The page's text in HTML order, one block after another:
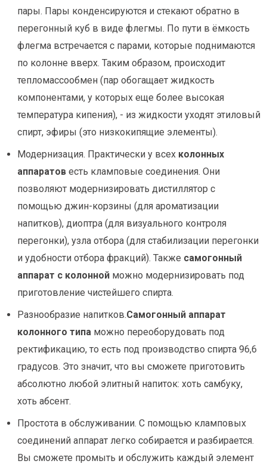
пары. Пары конденсируются и стекают обратно в
перегонный куб в виде флегмы. По пути в ёмкость
флегма встречается с парами, которые поднимаются
по колонне вверх. Таким образом, происходит
тепломассообмен (пар обогащает жидкость
компонентами, у которых еще более высокая
температура кипения), - из жидкости уходят этиловый
спирт, эфиры (это низкокипящие элементы).
Модернизация. Практически у всех колонных
аппаратов есть кламповые соединения. Они
позволяют модернизировать дистиллятор с
помощью джин-корзины (для ароматизации
напитков), диоптра (для визуального контроля
перегонки), узла отбора (для стабилизации перегонки
и удобности отбора фракций). Также самогонный
аппарат с колонной можно модернизировать под
приготовление чистейшего спирта.
Разнообразие напитков.Самогонный аппарат
колонного типа можно переоборудовать под
ректификацию, то есть под производство спирта 96,6
градусов. Это значит, что вы сможете приготовить
абсолютно любой элитный напиток: хоть самбуку,
хоть абсент.
Простота в обслуживании. С помощью кламповых
соединений аппарат легко собирается и разбирается.
Вы сможете промыть и обслужить каждый элемент